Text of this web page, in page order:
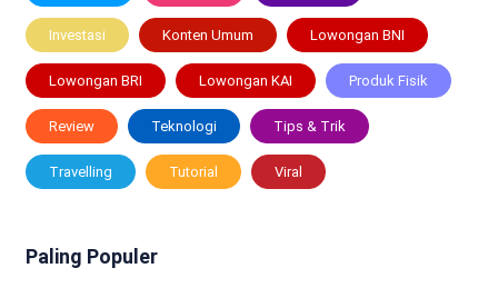
Investasi Konten Umum Lowongan BNI
Lowongan BRI Lowongan KAI Produk Fisik
Review Teknologi Tips & Trik
Travelling Tutorial Viral
Paling Populer